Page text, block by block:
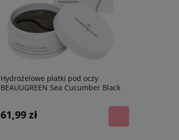
Hydrożelowe płatki pod oczy
BEAUUGREEN Sea Cucumber Black
61,99 zł